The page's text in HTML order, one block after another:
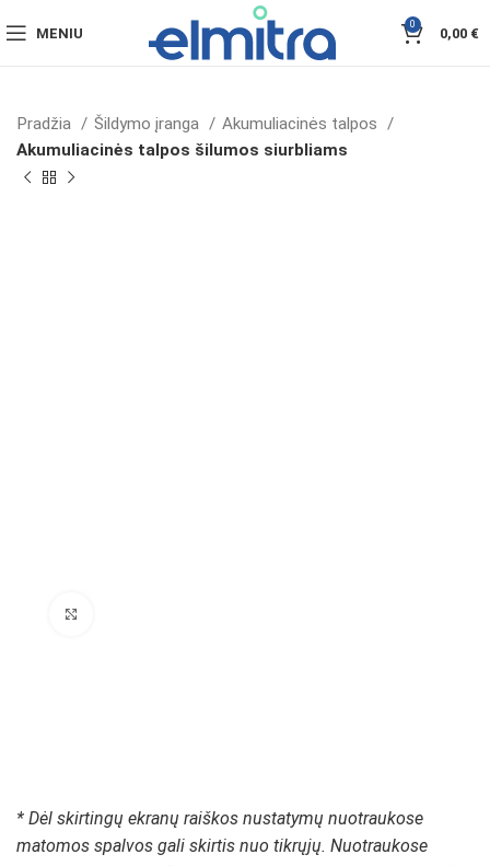
MENIU
0
0,00 €
Pradžia Šildymo įranga
Akumuliacinės talpos
Akumuliacinės talpos šilumos siurbliams
* Dėl skirtingų ekranų raiškos nustatymų nuotraukose
matomos spalvos gali skirtis nuo tikrųjų. Nuotraukose